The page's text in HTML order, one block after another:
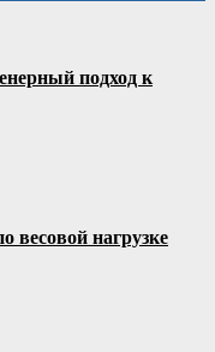
подход к
весовой нагрузке